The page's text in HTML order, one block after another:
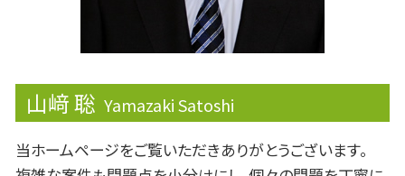
山﨑 聡 Yamazaki Satoshi
当ホームページをご覧いただきありがとうございます。